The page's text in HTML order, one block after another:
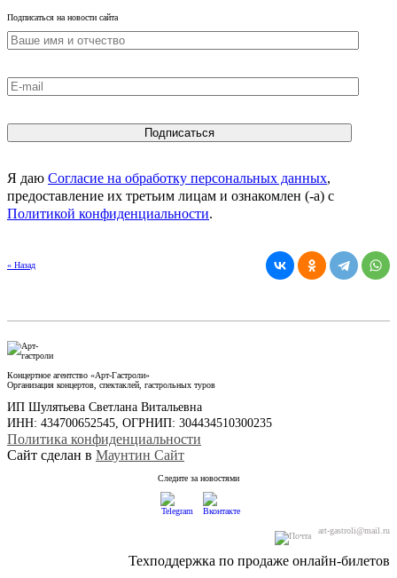
Подписаться на новости сайта
Я даю Согласие на обработку персональных данных,
предоставление их третьим лицам и ознакомлен (-а) c
Политикой конфиденциальности.
« Назад
Концертное агентство «Арт-Гастроли»
Организация концертов, спектаклей, гастрольных туров
ИП Шулятьева Светлана Витальевна
ИНН: 434700652545, ОГРНИП: 304434510300235
Политика конфиденциальности
Сайт сделан в Маунтин Сайт
Следите за новостями
art-gastroli@mail.ru
Техподдержка по продаже онлайн-билетов